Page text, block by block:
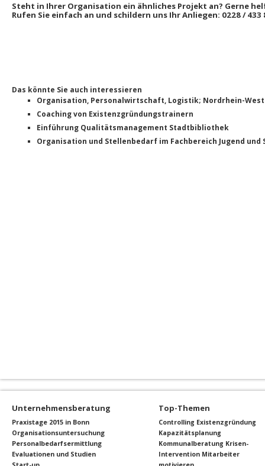
Steht in Ihrer Organisation ein ähnliches Projekt an? Gerne
Rufen Sie einfach an und schildern uns Ihr Anliegen: 0228 / 433
Das könnte Sie auch interessieren
Organisation, Personalwirtschaft, Logistik; Nordrhein-
Coaching von Existenzgründungstrainern
Einführung Qualitätsmanagement Stadtbibliothek
Organisation und Stellenbedarf im Fachbereich Jugend und
Unternehmensberatung
Praxistage 2015 in Bonn
Organisationsuntersuchung
Personalbedarfsermittlung
Evaluationen und Studien
Top-Themen
Controlling Existenzgründung
Kapazitätsplanung
Kommunalberatung Krisen-
Intervention Mitarbeiter